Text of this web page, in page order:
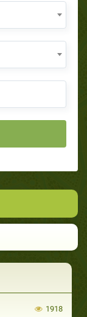
1918